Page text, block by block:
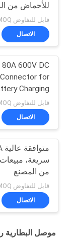
للأحماض من
والإناث مع
PP القوية
الاتصال
80A 600V DC
for
Charging
الاتصال
سريعة،
من المصنع
الاتصال
موصل البطارية